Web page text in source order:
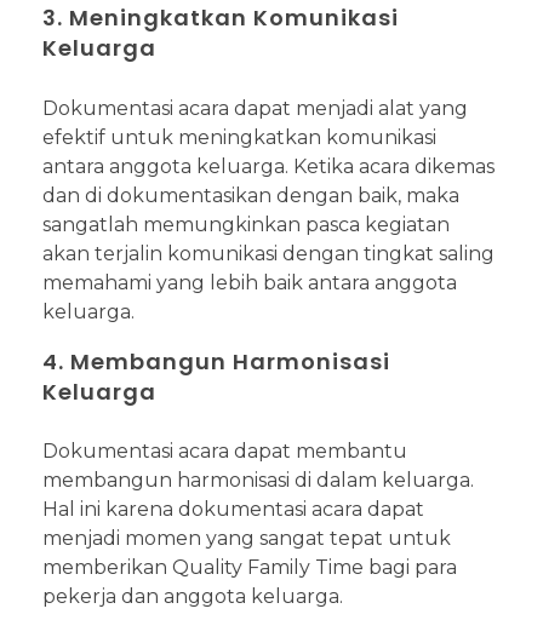
3. Meningkatkan Komunikasi
Keluarga
Dokumentasi acara dapat menjadi alat yang
efektif untuk meningkatkan komunikasi
antara anggota keluarga. Ketika acara dikemas
dan di dokumentasikan dengan baik, maka
sangatlah memungkinkan pasca kegiatan
akan terjalin komunikasi dengan tingkat saling
memahami yang lebih baik antara anggota
keluarga.
4. Membangun Harmonisasi
Keluarga
Dokumentasi acara dapat membantu
membangun harmonisasi di dalam keluarga.
Hal ini karena dokumentasi acara dapat
menjadi momen yang sangat tepat untuk
memberikan Quality Family Time bagi para
pekerja dan anggota keluarga.